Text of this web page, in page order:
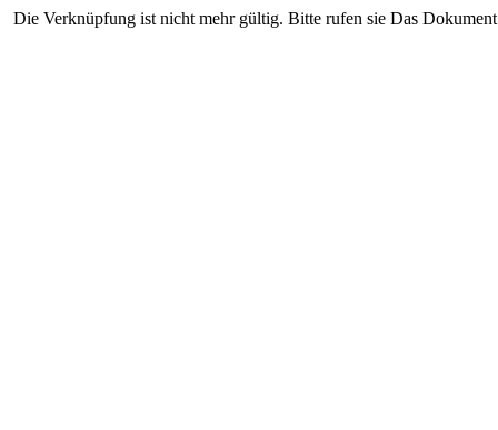
Die Verknüpfung ist nicht mehr gültig. Bitte rufen sie Das Dokument